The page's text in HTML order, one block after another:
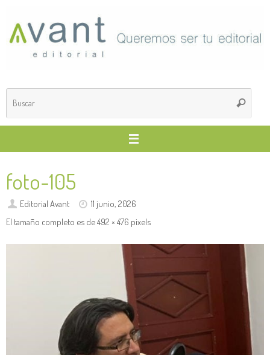
contenido
Buscar
foto-105
Editorial Avant
11 junio, 2026
El tamaño completo es de492 × 476 pixels